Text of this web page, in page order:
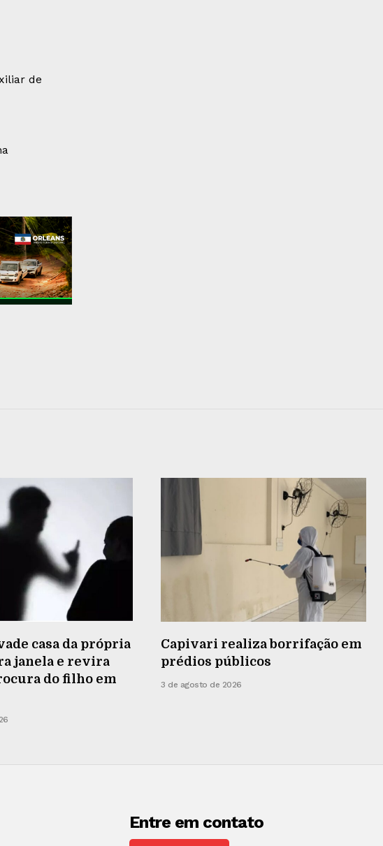
de
casa da própria
janela e revira
do filho em
Capivari realiza borrifação em
prédios públicos
3 de agosto de 2026
Entre em contato